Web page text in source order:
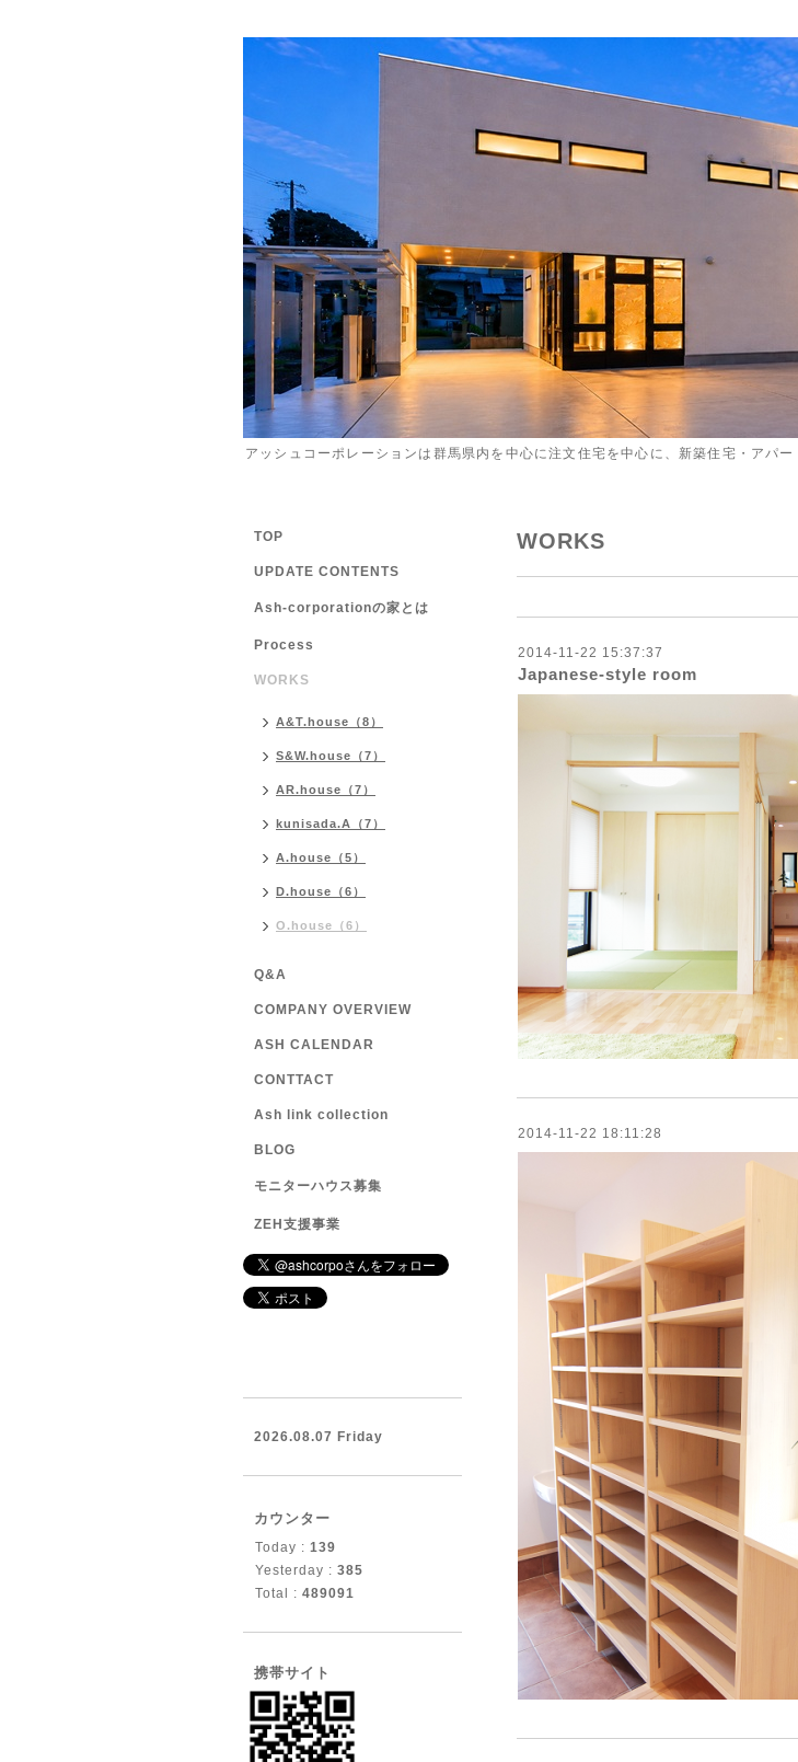
アッシュコーポレーションは群馬県内を中心に注文住宅を中心に、新築住宅・アパ
WORKS
2014-11-22 15:37:37
Japanese‐style room
2014-11-22 18:11:28
TOP
UPDATE CONTENTS
Ash-corporationの家とは
Process
WORKS
A&T.house（8）
S&W.house（7）
AR.house（7）
kunisada.A（7）
A.house（5）
D.house（6）
O.house（6）
Q&A
COMPANY OVERVIEW
ASH CALENDAR
CONTTACT
Ash link collection
BLOG
モニターハウス募集
ZEH支援事業
2026.08.07 Friday
カウンター
Today : 139
Yesterday : 385
Total : 489091
携帯サイト